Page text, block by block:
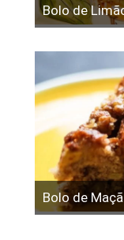
Bolo de
Bolo de